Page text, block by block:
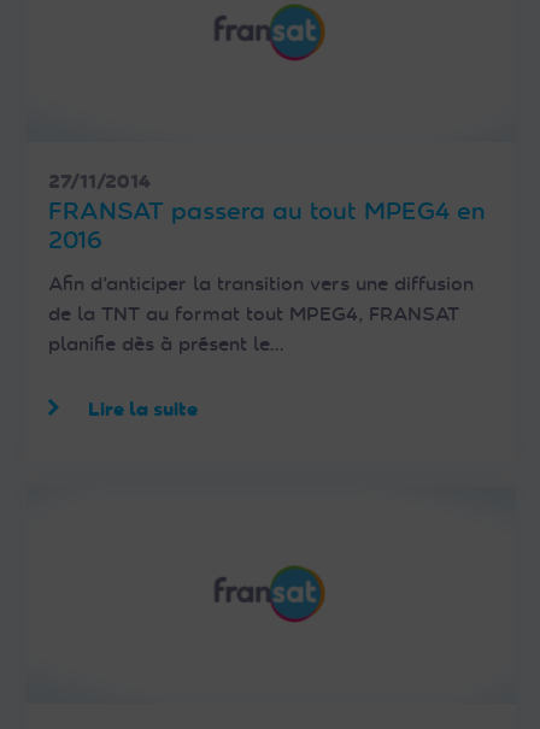
27/11/2014
FRANSAT passera au tout MPEG4 en
2016
Afin d’anticiper la transition vers une diffusion
de la TNT au format tout MPEG4, FRANSAT
planifie dès à présent le…
Lire la suite